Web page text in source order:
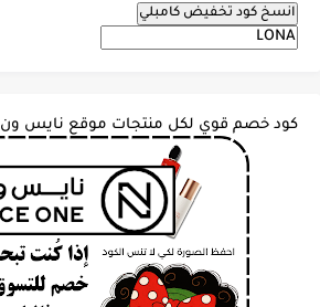
انسخ كود تخفيض كامبلي
كود خصم قوي لكل منتجات موقع نايس ون Nice One